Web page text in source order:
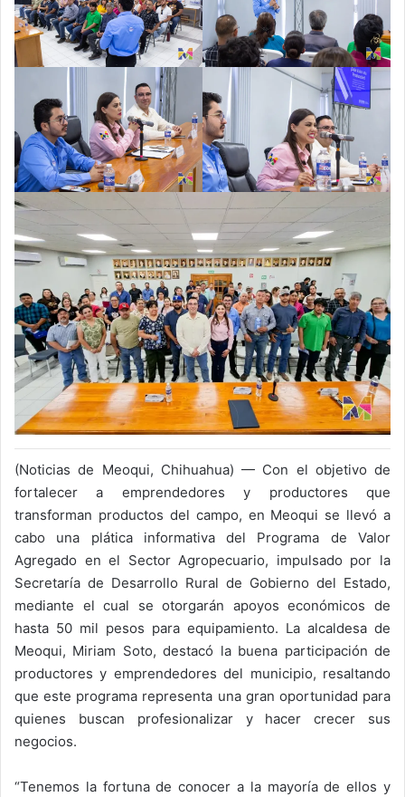
(Noticias de Meoqui, Chihuahua) — Con el objetivo de
fortalecer a emprendedores y productores que
transforman productos del campo, en Meoqui se llevó a
cabo una plática informativa del Programa de Valor
Agregado en el Sector Agropecuario, impulsado por la
Secretaría de Desarrollo Rural de Gobierno del Estado,
mediante el cual se otorgarán apoyos económicos de
hasta 50 mil pesos para equipamiento. La alcaldesa de
Meoqui, Miriam Soto, destacó la buena participación de
productores y emprendedores del municipio, resaltando
que este programa representa una gran oportunidad para
quienes buscan profesionalizar y hacer crecer sus
negocios.
“Tenemos la fortuna de conocer a la mayoría de ellos y